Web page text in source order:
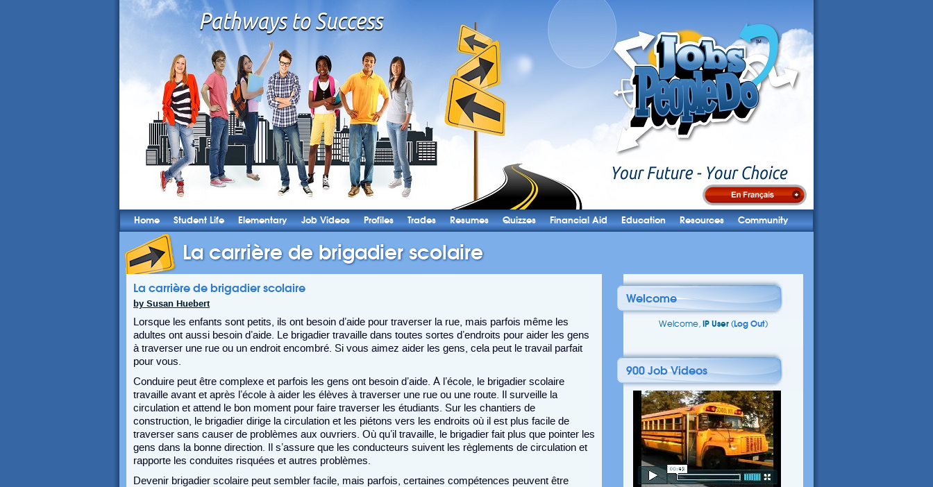
Home Student Life Elementary Job Videos Profiles Trades Resumes Quizzes Financial Aid Education Resources Community
La carrière de brigadier scolaire
La carrière de brigadier scolaire
by Susan Huebert
Lorsque les enfants sont petits, ils ont besoin d’aide pour traverser la rue, mais parfois même les
adultes ont aussi besoin d’aide. Le brigadier travaille dans toutes sortes d’endroits pour aider les gens
à traverser une rue ou un endroit encombré. Si vous aimez aider les gens, cela peut le travail parfait
pour vous.
Conduire peut être complexe et parfois les gens ont besoin d’aide. À l’école, le brigadier scolaire
travaille avant et après l’école à aider les élèves à traverser une rue ou une route. Il surveille la
circulation et attend le bon moment pour faire traverser les étudiants. Sur les chantiers de
construction, le brigadier dirige la circulation et les piétons vers les endroits où il est plus facile de
traverser sans causer de problèmes aux ouvriers. Où qu’il travaille, le brigadier fait plus que pointer les
gens dans la bonne direction. Il s’assure que les conducteurs suivent les règlements de circulation et
rapporte les conduites risquées et autres problèmes.
Devenir brigadier scolaire peut sembler facile, mais parfois, certaines compétences peuvent être
Welcome
Welcome, IP User (Log Out)
900 Job Videos